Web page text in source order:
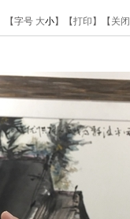
【字号 大小】【打印 】【 关闭